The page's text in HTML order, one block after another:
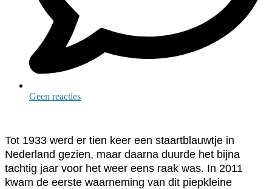
Geen reacties
Tot 1933 werd er tien keer een staartblauwtje in
Nederland gezien, maar daarna duurde het bijna
tachtig jaar voor het weer eens raak was. In 2011
kwam de eerste waarneming van dit piepkleine